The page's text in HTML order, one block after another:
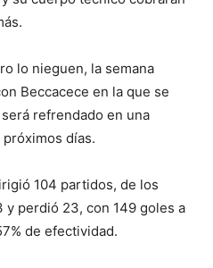
lo nieguen, la semana
Beccacece en la que se
refrendado en una
días.
104 partidos, de los
y perdió 23, con 149 goles a
de efectividad.